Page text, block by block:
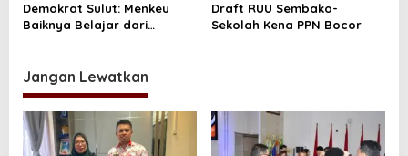
Demokrat Sulut: Menkeu
Baiknya Belajar dari
Draft RUU Sembako-
Sekolah Kena PPN Bocor
Jangan Lewatkan